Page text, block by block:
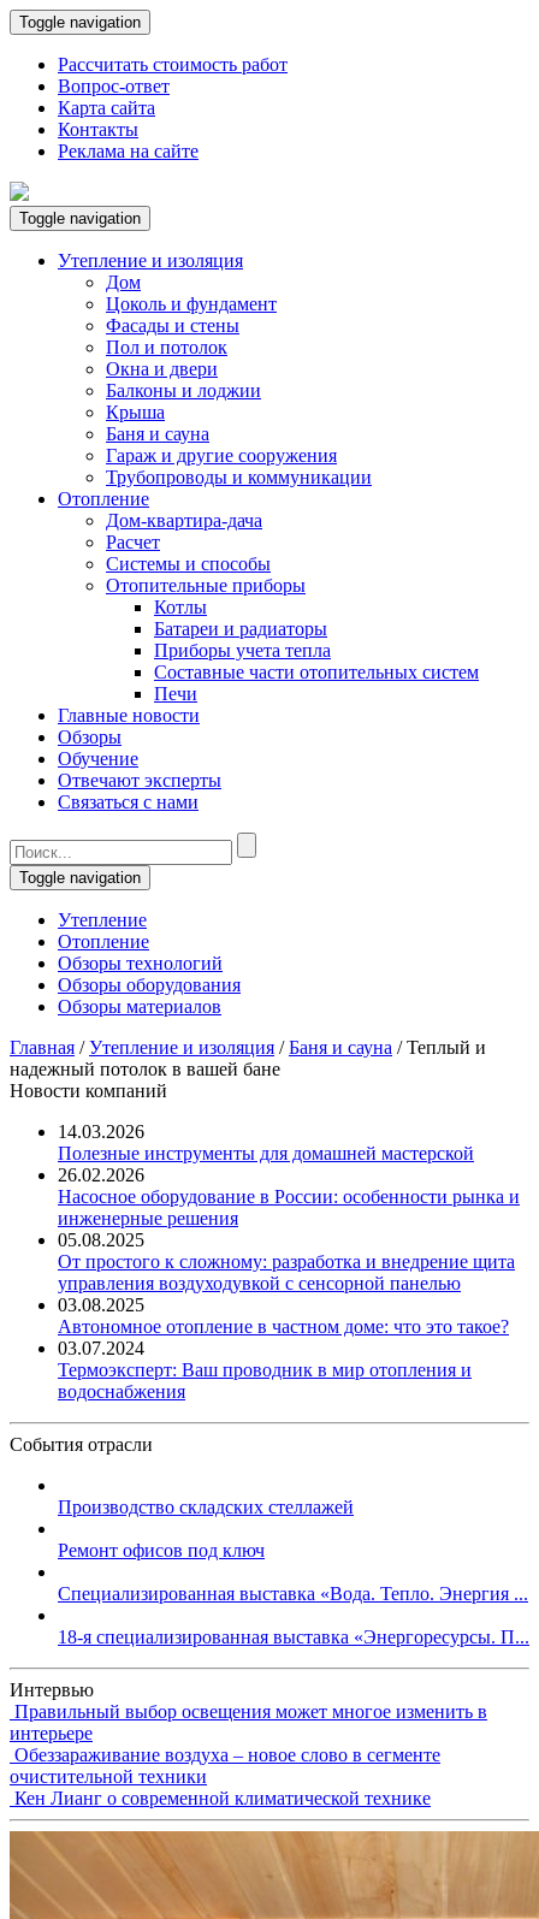
Toggle navigation
Рассчитать стоимость работ
Вопрос-ответ
Карта сайта
Контакты
Реклама на сайте
Toggle navigation
Утепление и изоляция
Дом
Цоколь и фундамент
Фасады и стены
Пол и потолок
Окна и двери
Балконы и лоджии
Крыша
Баня и сауна
Гараж и другие сооружения
Трубопроводы и коммуникации
Отопление
Дом-квартира-дача
Расчет
Системы и способы
Отопительные приборы
Котлы
Батареи и радиаторы
Приборы учета тепла
Составные части отопительных систем
Печи
Главные новости
Обзоры
Обучение
Отвечают эксперты
Связаться с нами
Toggle navigation
Утепление
Отопление
Обзоры технологий
Обзоры оборудования
Обзоры материалов
Главная /Утепление и изоляция /Баня и сауна /Теплый и
надежный потолок в вашей бане
Новости компаний
14.03.2026
Полезные инструменты для домашней мастерской
26.02.2026
Насосное оборудование в России: особенности рынка и
инженерные решения
05.08.2025
От простого к сложному: разработка и внедрение щита
управления воздуходувкой с сенсорной панелью
03.08.2025
Автономное отопление в частном доме: что это такое?
03.07.2024
Термоэксперт: Ваш проводник в мир отопления и
водоснабжения
События отрасли
Производство складских стеллажей
Ремонт офисов под ключ
Специализированная выставка «Вода. Тепло. Энергия ...
18-я специализированная выставка «Энергоресурсы. П...
Интервью
Правильный выбор освещения может многое изменить в
интерьере
Обеззараживание воздуха – новое слово в сегменте
очистительной техники
Кен Лианг о современной климатической технике